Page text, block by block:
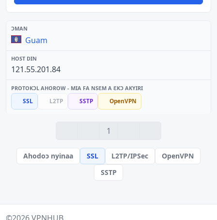
Guam
121.55.201.84
SSL L2TP SSTP OpenVPN
1
Ahodoɔ nyinaa SSL L2TP/IPSec
OpenVPN
SSTP